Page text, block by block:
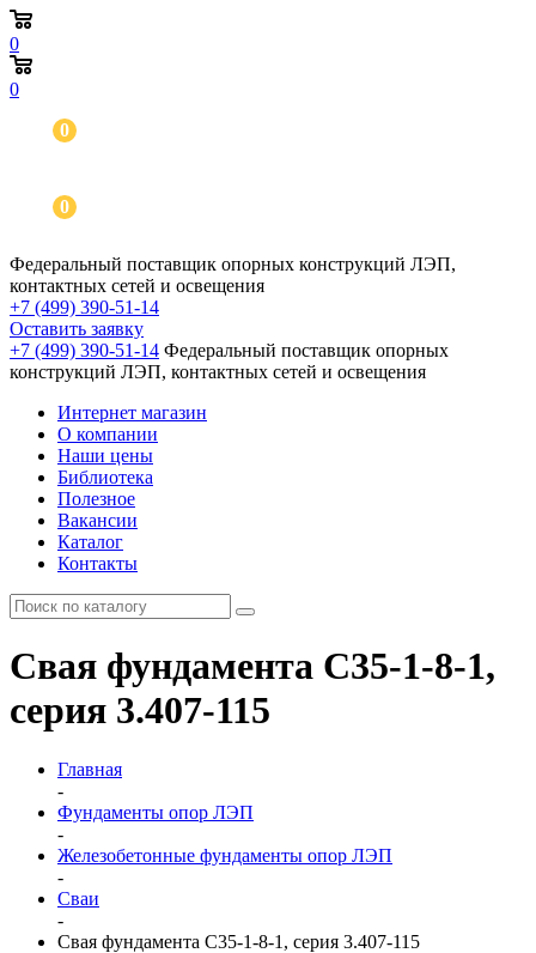
0
0
0
0
Федеральный поставщик опорных конструкций ЛЭП,
контактных сетей и освещения
+7 (499) 390-51-14
Оставить заявку
+7 (499) 390-51-14 Федеральный поставщик опорных
конструкций ЛЭП, контактных сетей и освещения
Интернет магазин
О компании
Наши цены
Библиотека
Полезное
Вакансии
Каталог
Контакты
Свая фундамента С35-1-8-1,
серия 3.407-115
Главная
-
Фундаменты опор ЛЭП
-
Железобетонные фундаменты опор ЛЭП
-
Сваи
-
Свая фундамента С35-1-8-1, серия 3.407-115